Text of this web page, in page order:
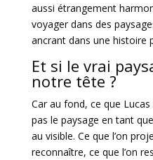
aussi étrangement
voyager dans des
ancrant dans une histoire
Et si le vrai
notre tête ?
Car au fond, ce que
pas le paysage en tant
au visible. Ce que l’on
reconnaître, ce que l’on